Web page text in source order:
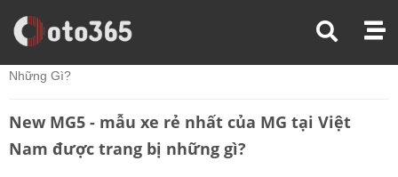
Trang Chủ
Tin Xe
Những Gì?
New MG5 - mẫu xe rẻ nhất của MG tại Việt
Nam được trang bị những gì?